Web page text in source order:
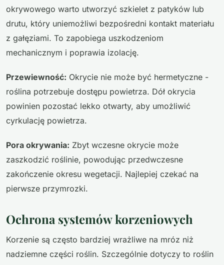
okrywowego warto utworzyć szkielet z patyków lub
drutu, który uniemożliwi bezpośredni kontakt materiału
z gałęziami. To zapobiega uszkodzeniom
mechanicznym i poprawia izolację.
Przewiewność: Okrycie nie może być hermetyczne -
roślina potrzebuje dostępu powietrza. Dół okrycia
powinien pozostać lekko otwarty, aby umożliwić
cyrkulację powietrza.
Pora okrywania: Zbyt wczesne okrycie może
zaszkodzić roślinie, powodując przedwczesne
zakończenie okresu wegetacji. Najlepiej czekać na
pierwsze przymrozki.
Ochrona systemów korzeniowych
Korzenie są często bardziej wrażliwe na mróz niż
nadziemne części roślin. Szczególnie dotyczy to roślin